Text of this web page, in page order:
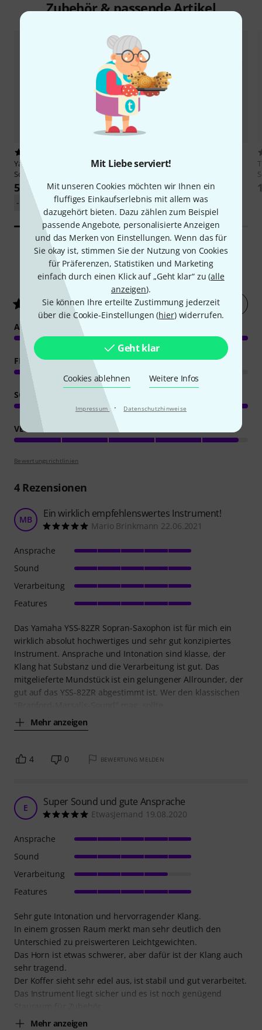
Mit Liebe serviert!
Mit unseren Cookies möchten wir Ihnen ein
fluffiges Einkaufserlebnis mit allem was
dazugehört bieten. Dazu zählen zum Beispiel
passende Angebote, personalisierte Anzeigen
und das Merken von Einstellungen. Wenn das für
Sie okay ist, stimmen Sie der Nutzung von Cookies
für Präferenzen, Statistiken und Marketing
einfach durch einen Klick auf „Geht klar“ zu (alle
anzeigen).
Sie können Ihre erteilte Zustimmung jederzeit
über die Cookie-Einstellungen (hier) widerrufen.
Geht klar
Cookies ablehnen Weitere Infos
Impressum · Datenschutzhinweise
Zubehör & passende Artikel
Yanagisawa
S-WO20 Elite
Soprano Sax
5.579 €
UVP: 6.225 €
-10%
Manhasset
UVP: 798 €
-17%
5Kundenbewertungen
5/ 5 Jetzt bewerten
ANSPRACHE
FEATURES
SOUND
VERARBEITUNG
Bewertungsrichtlinien
4Rezensionen
MB Ein wirklich empfehlenswertes Instrument!
Mario Brinkmann 22.06.2021
Das Yamaha YSS-82ZR Sopran-Saxophon ist für mich ein
wirklich absolut hochwertiges und sehr gut konzipiertes
Instrument. Ansprache und Intonation sind klasse, der
Klang hat Substanz und die Verarbeitung ist gut. Das
mitgelieferte Mundstück ist ein gelungener Allrounder, der
gut auf das YSS-82ZR abgestimmt ist. Wer den klassischen
Mehr anzeigen
Ansprache
Sound
Verarbeitung
Features
4 0 BEWERTUNG MELDEN
E Super Sound und gute Ansprache
EtwasJemand 19.08.2020
Sehr gute Intonation und hervorragender Klang.
In einem grossen Raum merkt man sehr deutlich den
Unterschied zu preiswerteren Leichtgewichten.
Das Horn ist etwas schwerer, aber dafür ist der Klang auch
sehr tragend.
Der Koffer sieht sehr edel aus, ist stabil und gut verarbeitet.
Das Instrument liegt sicher und es ist noch genügend
Mehr anzeigen
Ansprache
Sound
Verarbeitung
Features